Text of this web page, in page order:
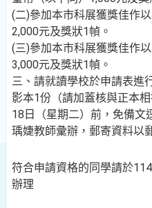
(二)參加本市科展獲獎佳作
2,000元及獎狀1幀。
(三)參加本市科展獲獎佳作
3,000元及獎狀1幀。
三、請就讀學校於申請表進
影本1份（請加蓋核與正本
18日（星期二）前，免備文
瑀婕教師彙辦，郵寄資料以
符合申請資格的同學請於
辦理